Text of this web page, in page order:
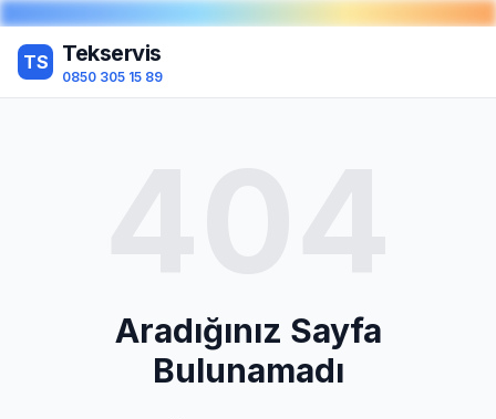
TS Tekservis
0850 305 15 89
Aradığınız Sayfa
Bulunamadı